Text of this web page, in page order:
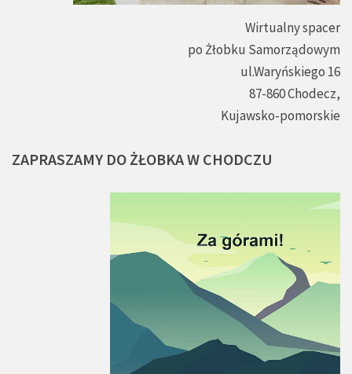
Wirtualny spacer
po Żłobku Samorządowym
ul.Waryńskiego 16
87-860 Chodecz,
Kujawsko-pomorskie
ZAPRASZAMY DOŻŁOBKAW CHODCZU